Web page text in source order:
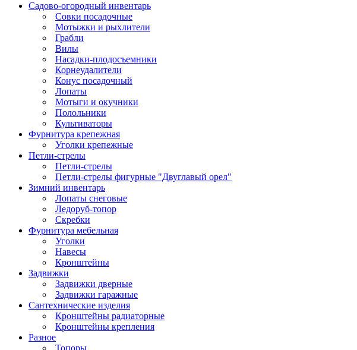
Садово-огородный инвентарь
Совки посадочные
Мотыжки и рыхлители
Грабли
Вилы
Насадки-плодосъемники
Корнеудалители
Конус посадочный
Лопаты
Мотыги и окучники
Полольники
Культиваторы
Фурнитура крепежная
Уголки крепежные
Петли-стрелы
Петли-стрелы
Петли-стрелы фигурные "Двуглавый орел"
Зимний инвентарь
Лопаты снеговые
Ледоруб-топор
Скребки
Фурнитура мебельная
Уголки
Навесы
Кронштейны
Задвижки
Задвижки дверные
Задвижки гаражные
Сантехнические изделия
Кронштейны радиаторные
Кронштейны крепления
Разное